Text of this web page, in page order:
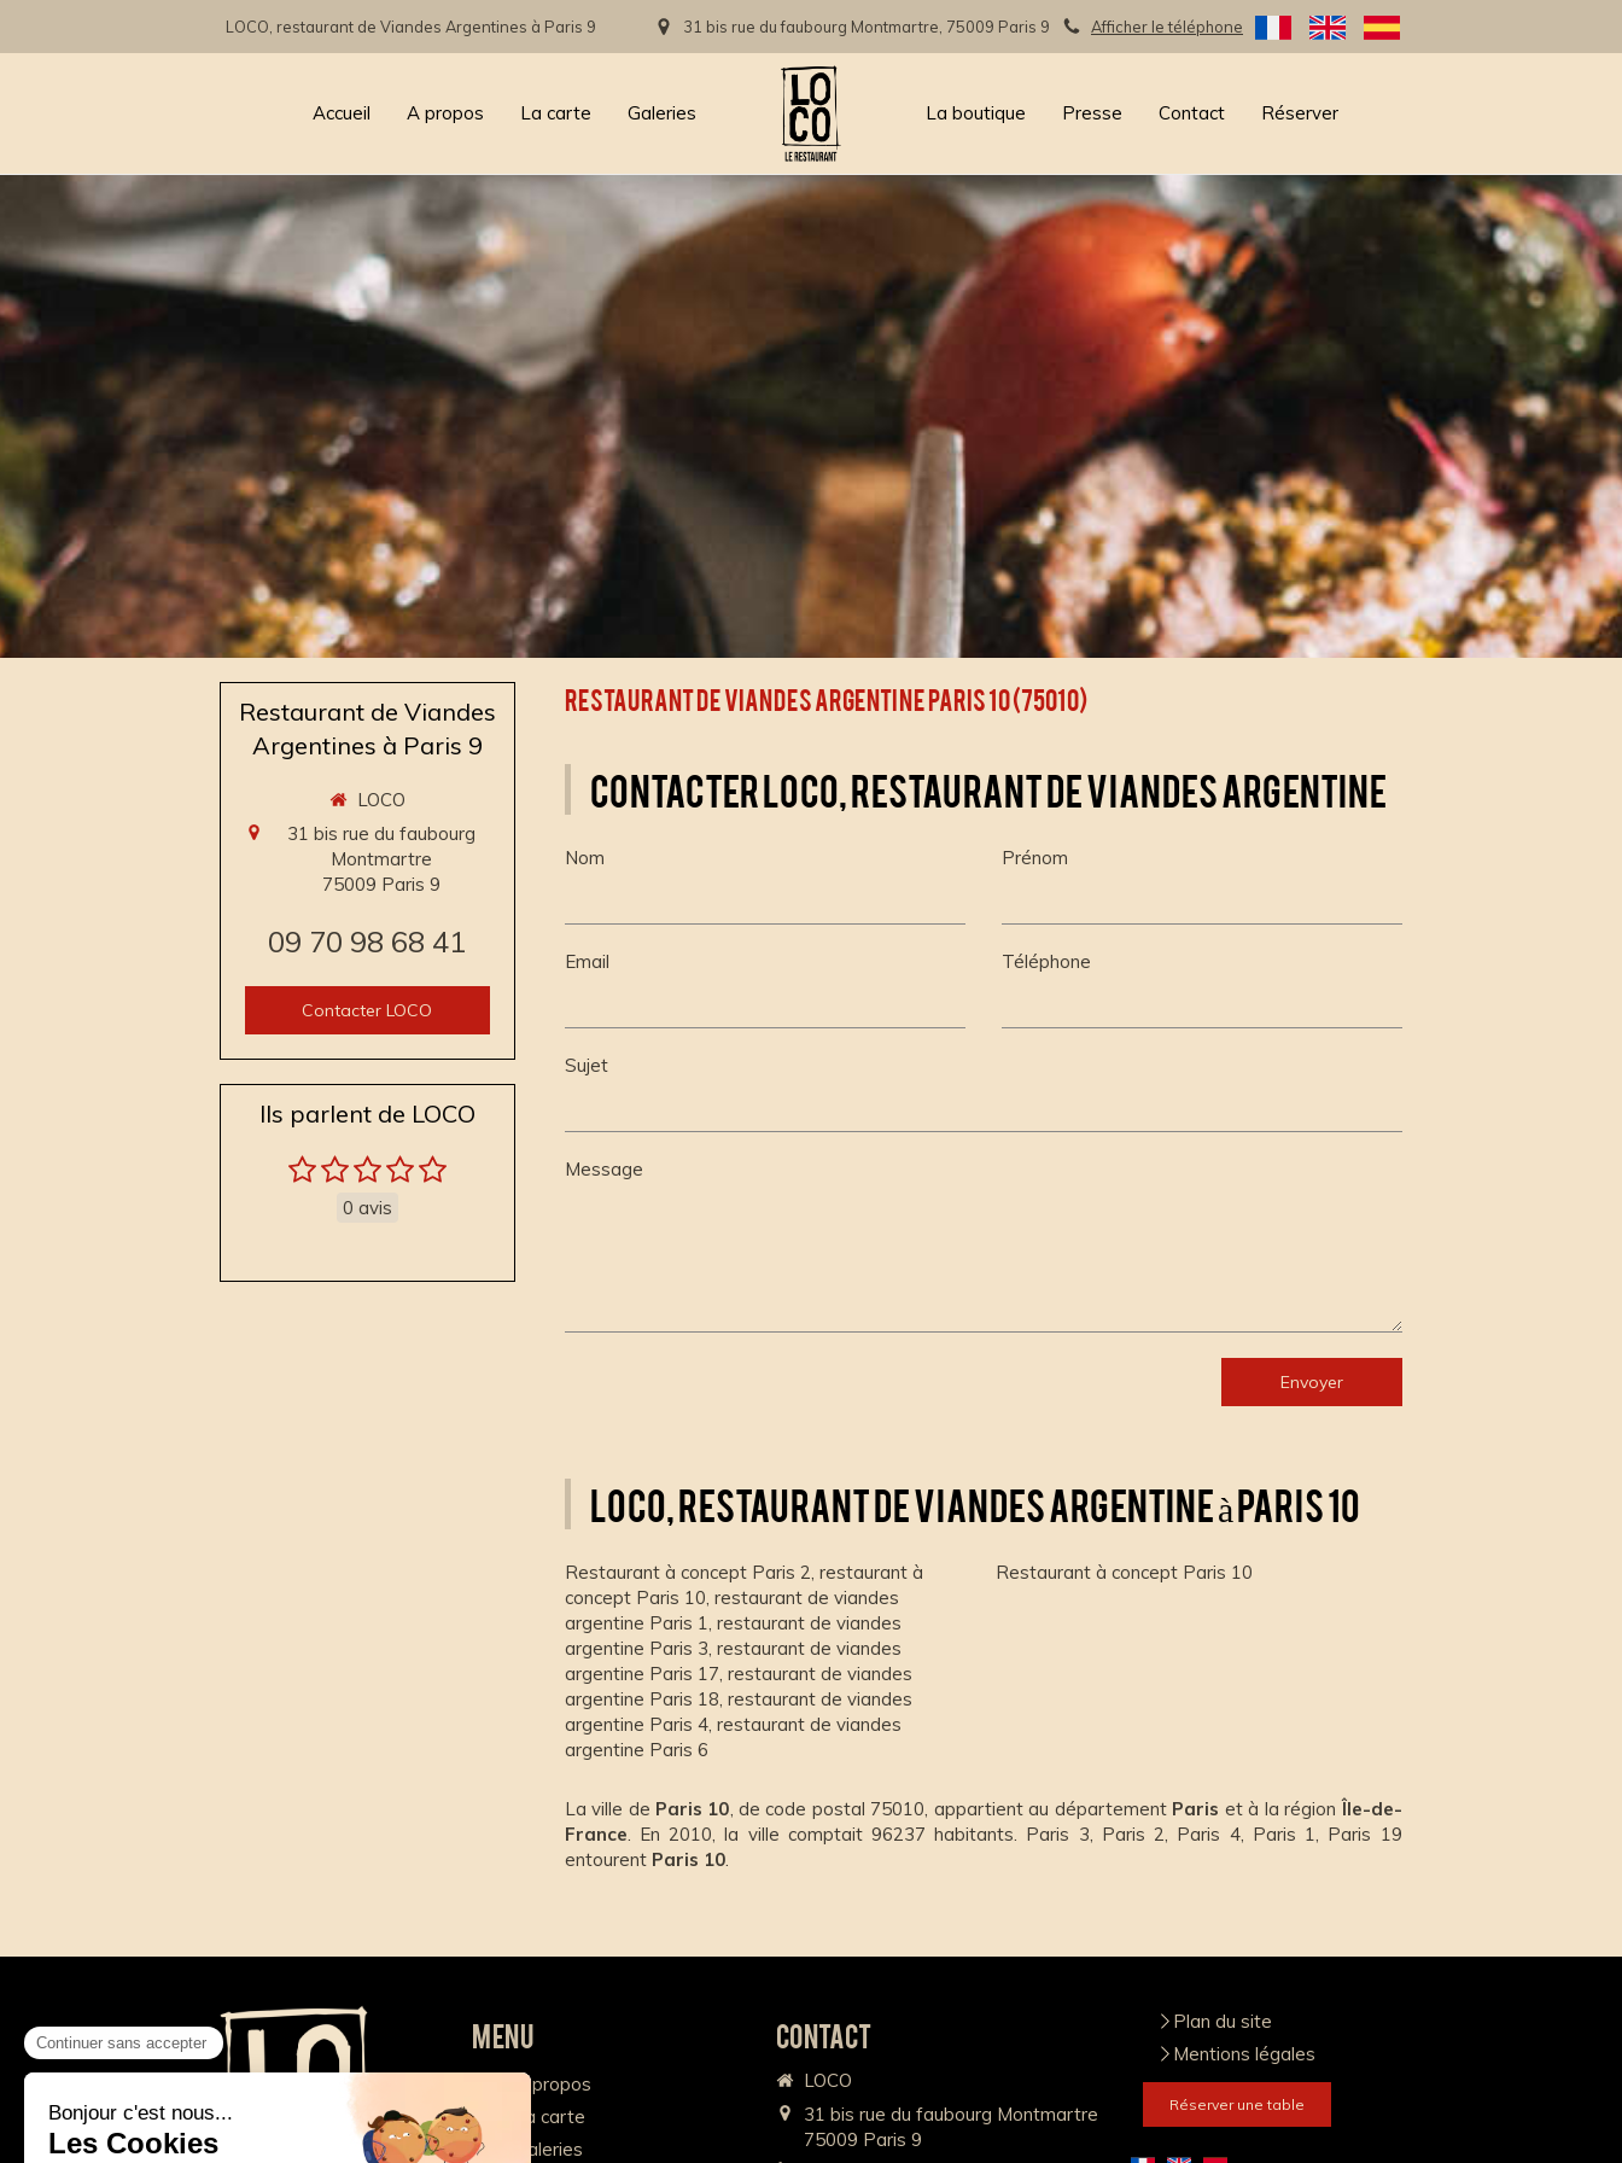
LOCO, restaurant de Viandes Argentines à Paris 9 Afficher le téléphone
31 bis rue du faubourg Montmartre, 75009 Paris 9
Accueil A propos La carte Galeries La boutique Presse Contact Réserver
Restaurant de viandes argentine Paris 10 (75010)
Contacter LOCO, restaurant de viandes argentine
Nom Prénom
Email Téléphone
Sujet
Message
Envoyer
LOCO, restaurant de viandes argentine à Paris 10
Restaurant à concept Paris 2, restaurant à
concept Paris 10, restaurant de viandes
argentine Paris 1, restaurant de viandes
argentine Paris 3, restaurant de viandes
argentine Paris 17, restaurant de viandes
argentine Paris 18, restaurant de viandes
argentine Paris 4, restaurant de viandes
argentine Paris 6
Restaurant à concept Paris 10
La ville de Paris 10, de code postal 75010, appartient au département Paris et à la régionÎle-de-
France. En 2010, la ville comptait 96237 habitants. Paris 3, Paris 2, Paris 4, Paris 1, Paris 19
entourent Paris 10.
Restaurant de Viandes
Argentines à Paris 9
LOCO
31 bis rue du faubourg
Montmartre
75009 Paris 9
09 70 98 68 41
Contacter LOCO
Ils parlent de LOCO
0 avis
Menu
A propos
La carte
Galeries
Contact
LOCO
31 bis rue du faubourg Montmartre
75009 Paris 9
Plan du site
Mentions légales
Réserver une table